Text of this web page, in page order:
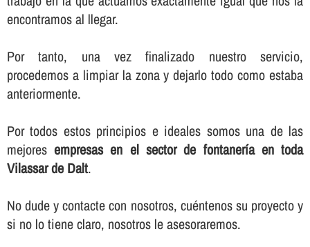
encontramos al llegar.
Por tanto, una vez finalizado nuestro servicio,
procedemos a limpiar la zona y dejarlo todo como estaba
anteriormente.
Por todos estos principios e ideales somos una de las
mejoresempresas en el sector de fontanerí­a en toda
Vilassar de Dalt.
No dude y contacte con nosotros, cuéntenos su proyecto y
si no lo tiene claro, nosotros le asesoraremos.